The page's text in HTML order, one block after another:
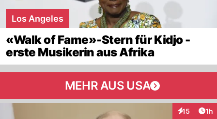
Los Angeles
«Walk of Fame»-Stern für Kidjo -
erste Musikerin aus Afrika
MEHR AUS USA
15 1h